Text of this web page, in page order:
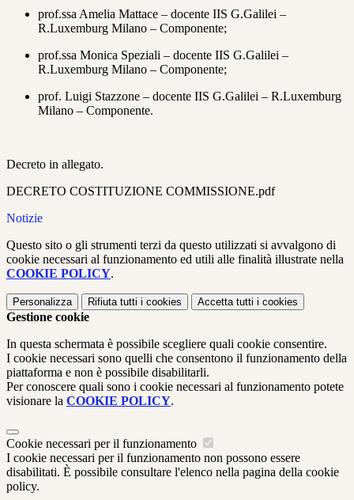
prof.ssa Amelia Mattace – docente IIS G.Galilei –
R.Luxemburg Milano – Componente;
prof.ssa Monica Speziali – docente IIS G.Galilei –
R.Luxemburg Milano – Componente;
prof. Luigi Stazzone – docente IIS G.Galilei – R.Luxemburg
Milano – Componente.
Decreto in allegato.
DECRETO COSTITUZIONE COMMISSIONE.pdf
Notizie
Questo sito o gli strumenti terzi da questo utilizzati si avvalgono di
cookie necessari al funzionamento ed utili alle finalità illustrate nella
COOKIE POLICY.
Personalizza Rifiuta tutti i cookies Accetta tutti i cookies
Gestione cookie
In questa schermata è possibile scegliere quali cookie consentire.
I cookie necessari sono quelli che consentono il funzionamento della
piattaforma e non è possibile disabilitarli.
Per conoscere quali sono i cookie necessari al funzionamento potete
visionare la COOKIE POLICY.
Cookie necessari per il funzionamento
I cookie necessari per il funzionamento non possono essere
disabilitati. È possibile consultare l'elenco nella pagina della cookie
policy.